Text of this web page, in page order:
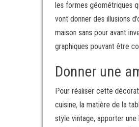
les formes géométriques
vont donner des illusions
maison sans pour avant
graphiques pouvant être
Donner une
Pour réaliser cette
cuisine, la matière de la
style vintage, apporter une